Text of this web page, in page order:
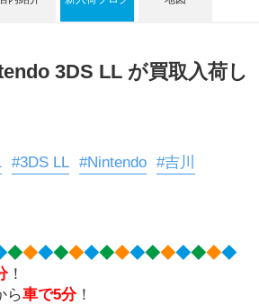
3DS LL が買取入荷し
#3DS LL #Nintendo #吉川
◆◆◆◆◆◆◆◆◆◆◆◆◆◆◆
！
ら車で5分 ！